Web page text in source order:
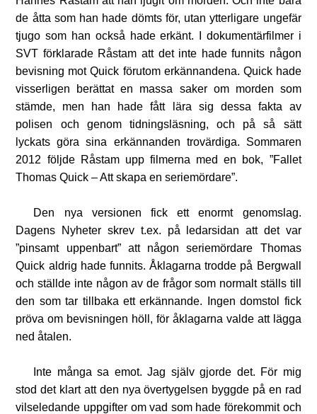
de åtta som han hade dömts för, utan ytterligare ungefär
tjugo som han också hade erkänt. I dokumentärfilmer i
SVT förklarade Råstam att det inte hade funnits någon
bevisning mot Quick förutom erkännandena. Quick hade
visserligen berättat en massa saker om morden som
stämde, men han hade fått lära sig dessa fakta av
polisen och genom tidningsläsning, och på så sätt
lyckats göra sina erkännanden trovärdiga. Sommaren
2012 följde Råstam upp filmerna med en bok, ”Fallet
Thomas Quick – Att skapa en seriemördare”.
Den nya versionen fick ett enormt genomslag.
Dagens Nyheter skrev t.ex. på ledarsidan att det var
”pinsamt uppenbart” att någon seriemördare Thomas
Quick aldrig hade funnits. Åklagarna trodde på Bergwall
och ställde inte någon av de frågor som normalt ställs till
den som tar tillbaka ett erkännande. Ingen domstol fick
pröva om bevisningen höll, för åklagarna valde att lägga
ned åtalen.
Inte många sa emot. Jag själv gjorde det. För mig
stod det klart att den nya övertygelsen byggde på en rad
vilseledande uppgifter om vad som hade förekommit och